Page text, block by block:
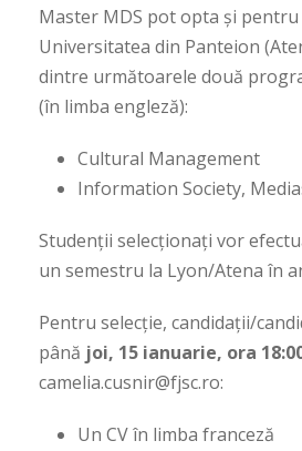
Master MDS pot opta și
Universitatea din Panteion
dintre următoarele două
(în limba engleză):
Cultural Management
Information Society,
Studenții selecționați vor
un semestru la Lyon/Atena în
Pentru selecție, candidații/
până joi, 15 ianuarie, ora
camelia.cusnir@fjsc.ro:
Un CV în limba franceză